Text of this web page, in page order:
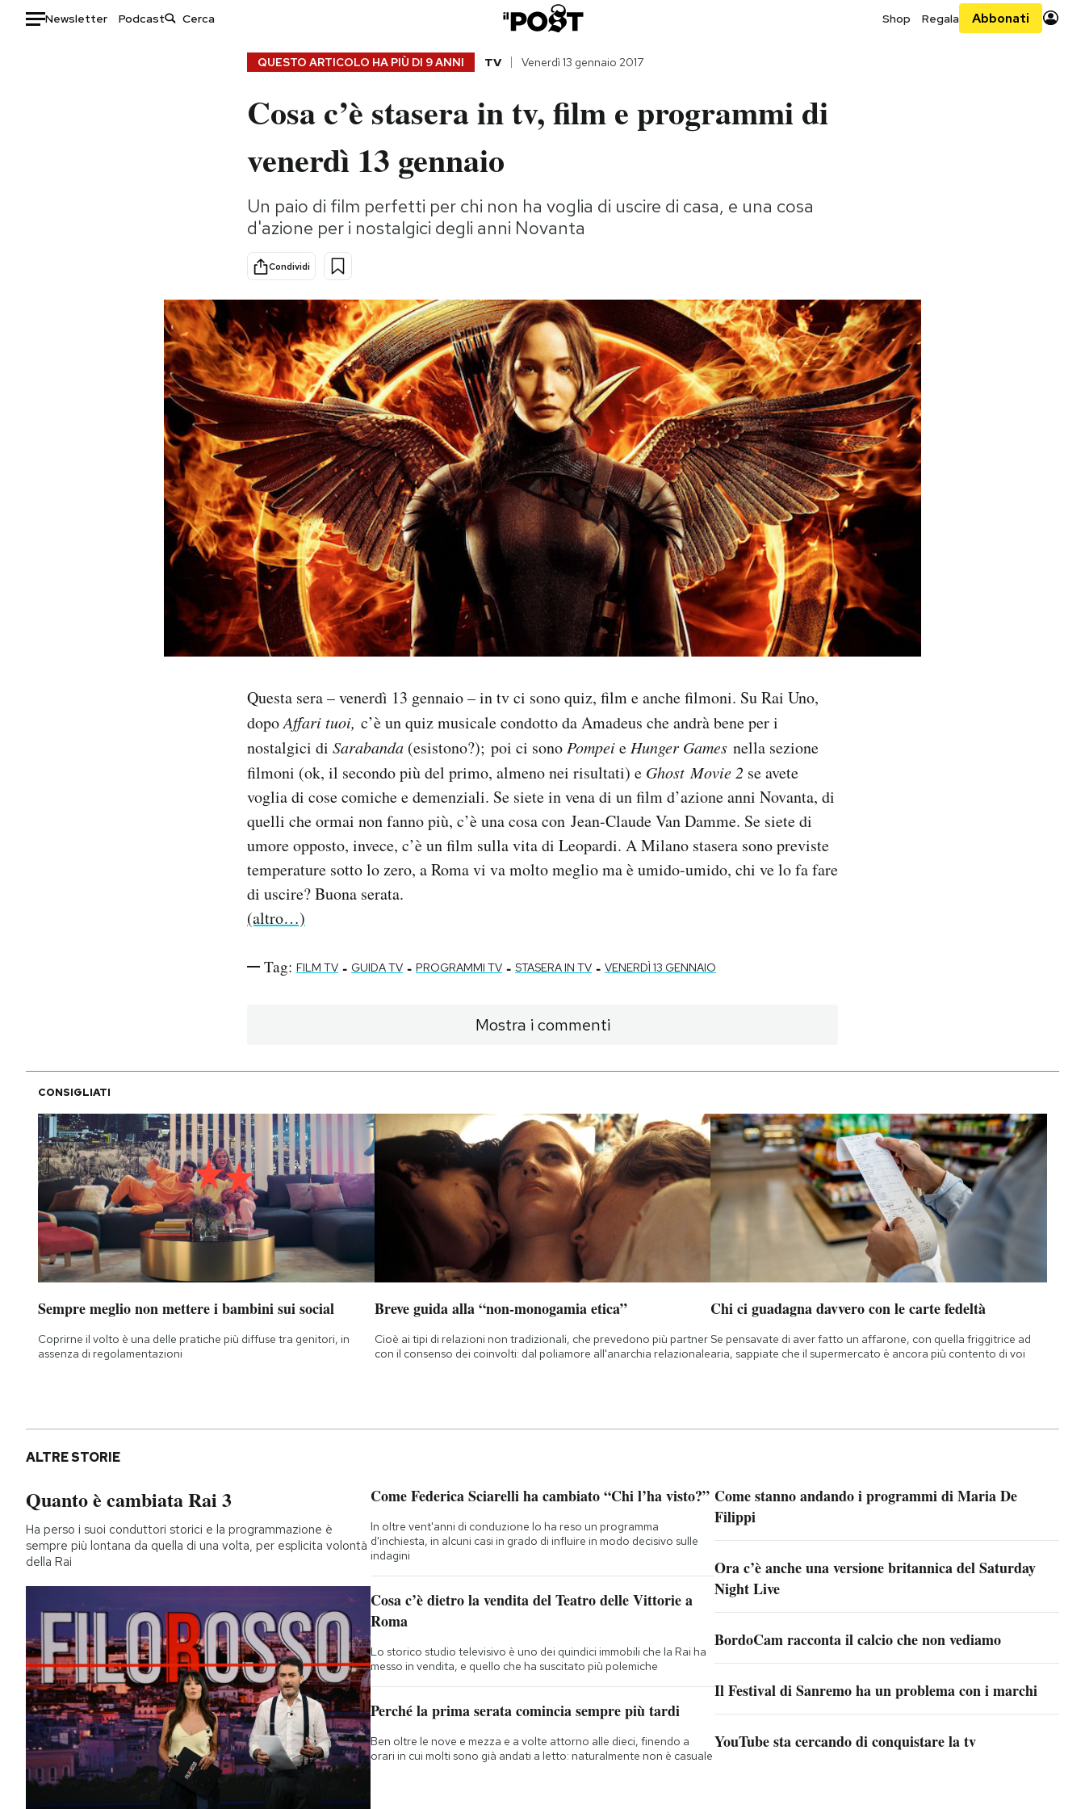
Newsletter Podcast Shop Regala Abbonati
Storie/Idee
Ok Boomer!
Altrecose
Mondiali calcio 2026
AREA PERSONALE
QUESTO ARTICOLO HA PIÙ DI 9 ANNI TV Venerdì 13 gennaio 2017
Cosa c’è stasera in tv, film e programmi di
venerdì 13 gennaio
Un paio di film perfetti per chi non ha voglia di uscire di casa, e una cosa
d'azione per i nostalgici degli anni Novanta
Condividi
Questa sera – venerdì 13 gennaio – in tv ci sono quiz, film e anche filmoni. Su Rai Uno,
dopoAffari tuoi, c’è un quiz musicale condotto da Amadeus che andrà bene per i
nostalgici di Sarabanda (esistono?); poi ci sonoPompeieHunger Games nella sezione
filmoni (ok, il secondo più del primo, almeno nei risultati) e Ghost Movie 2 se avete
voglia di cose comiche e demenziali. Se siete in vena di un film d’azione anni Novanta, di
quelli che ormai non fanno più, c’è una cosa con Jean-Claude Van Damme. Se siete di
umore opposto, invece, c’è un film sulla vita di Leopardi. A Milano stasera sono previste
temperature sotto lo zero, a Roma vi va molto meglio ma è umido-umido, chi ve lo fa fare
di uscire? Buona serata.
(altro…)
Tag: FILM TV - GUIDA TV - PROGRAMMI TV - STASERA IN TV - VENERDÌ 13 GENNAIO
Mostra i commenti
CONSIGLIATI
Sempre meglio non mettere i bambini sui social
Coprirne il volto è una delle pratiche più diffuse tra genitori, in
assenza di regolamentazioni
Breve guida alla “non-monogamia etica”
Cioè ai tipi di relazioni non tradizionali, che prevedono più partner
con il consenso dei coinvolti: dal poliamore all'anarchia relazionale
Chi ci guadagna davvero con le carte fedeltà
Se pensavate di aver fatto un affarone, con quella friggitrice ad
aria, sappiate che il supermercato è ancora più contento di voi
ALTRE STORIE
Quanto è cambiata Rai 3
Ha perso i suoi conduttori storici e la programmazione è
sempre più lontana da quella di una volta, per esplicita volontà
della Rai
Come Federica Sciarelli ha cambiato “Chi l’ha visto?”
In oltre vent'anni di conduzione lo ha reso un programma
d'inchiesta, in alcuni casi in grado di influire in modo decisivo sulle
indagini
Cosa c’è dietro la vendita del Teatro delle Vittorie a
Roma
Lo storico studio televisivo è uno dei quindici immobili che la Rai ha
messo in vendita, e quello che ha suscitato più polemiche
Perché la prima serata comincia sempre più tardi
Ben oltre le nove e mezza e a volte attorno alle dieci, finendo a
orari in cui molti sono già andati a letto: naturalmente non è casuale
Come stanno andando i programmi di Maria De
Filippi
Ora c’è anche una versione britannica del Saturday
Night Live
BordoCam racconta il calcio che non vediamo
Il Festival di Sanremo ha un problema con i marchi
YouTube sta cercando di conquistare la tv